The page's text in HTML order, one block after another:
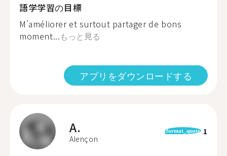
語学学習の目標
M'améliorer et surtout partager de bons
moment...もっと見る
アプリをダウンロードする
A.
Alençon
format_quote 1